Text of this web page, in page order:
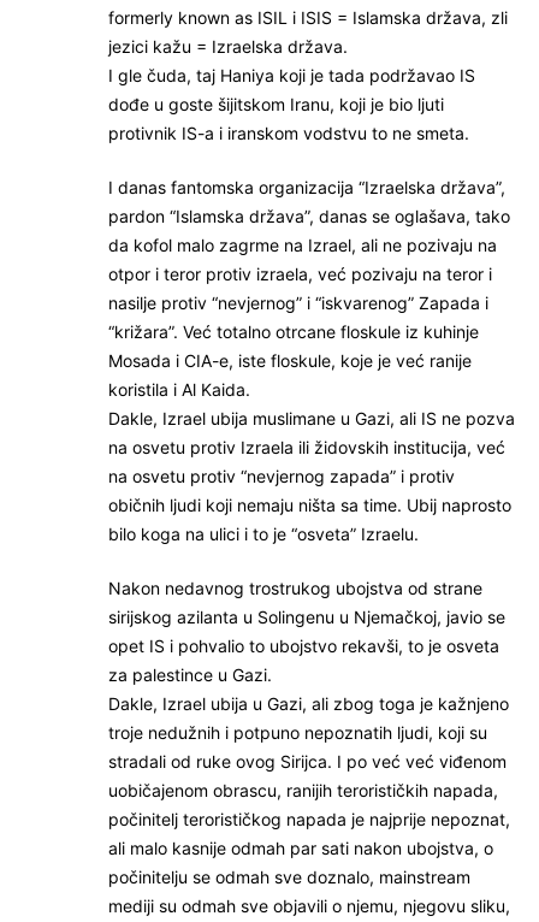
formerly known as ISIL i ISIS = Islamska država, zli
jezici kažu = Izraelska država.
I gle čuda, taj Haniya koji je tada podržavao IS
dođe u goste šijitskom Iranu, koji je bio ljuti
protivnik IS-a i iranskom vodstvu to ne smeta.
I danas fantomska organizacija “Izraelska država”,
pardon “Islamska država”, danas se oglašava, tako
da kofol malo zagrme na Izrael, ali ne pozivaju na
otpor i teror protiv izraela, već pozivaju na teror i
nasilje protiv “nevjernog” i “iskvarenog” Zapada i
“križara”. Već totalno otrcane floskule iz kuhinje
Mosada i CIA-e, iste floskule, koje je već ranije
koristila i Al Kaida.
Dakle, Izrael ubija muslimane u Gazi, ali IS ne pozva
na osvetu protiv Izraela ili židovskih institucija, već
na osvetu protiv “nevjernog zapada” i protiv
običnih ljudi koji nemaju ništa sa time. Ubij naprosto
bilo koga na ulici i to je “osveta” Izraelu.
Nakon nedavnog trostrukog ubojstva od strane
sirijskog azilanta u Solingenu u Njemačkoj, javio se
opet IS i pohvalio to ubojstvo rekavši, to je osveta
za palestince u Gazi.
Dakle, Izrael ubija u Gazi, ali zbog toga je kažnjeno
troje nedužnih i potpuno nepoznatih ljudi, koji su
stradali od ruke ovog Sirijca. I po već već viđenom
uobičajenom obrascu, ranijih terorističkih napada,
počinitelj terorističkog napada je najprije nepoznat,
ali malo kasnije odmah par sati nakon ubojstva, o
počinitelju se odmah sve doznalo, mainstream
mediji su odmah sve objavili o njemu, njegovu sliku,